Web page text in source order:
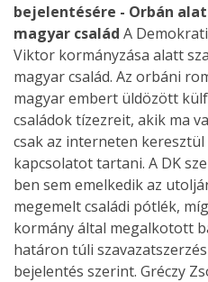
bejelentésére - Orbán
magyar család A
Viktor kormányzása alatt
magyar család. Az orbáni
magyar embert üldözött
családok tízezreit, akik ma
csak az interneten
kapcsolatot tartani. A DK
ben sem emelkedik az
megemelt családi pótlék,
kormány által megalkotott
határon túli
bejelentés szerint. Gréczy